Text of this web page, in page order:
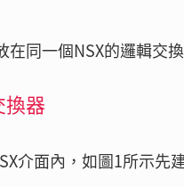
同一個NSX的邏輯交
器
介面內，如圖1所示先